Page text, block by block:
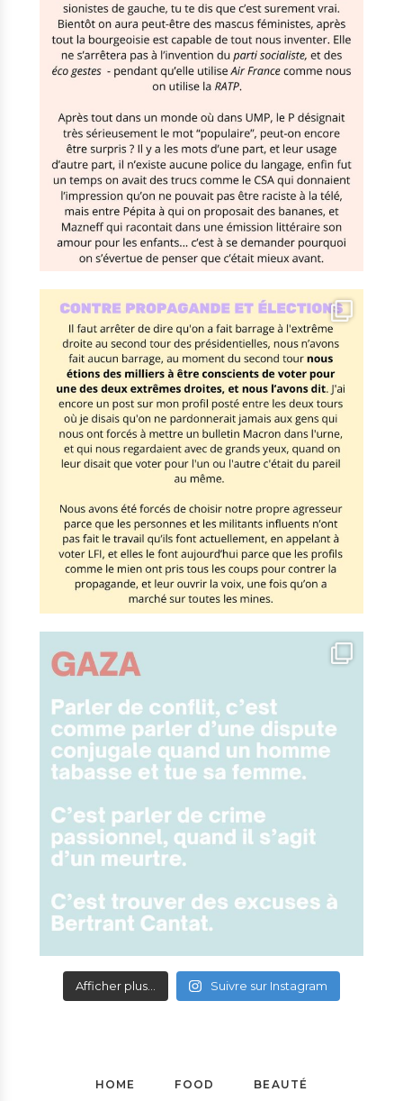
Afficher plus... Suivre sur Instagram
HOME FOOD
BEAUTÉ